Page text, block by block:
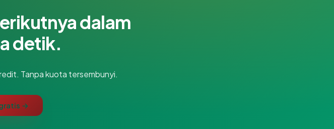
dalam
detik.
Tanpa kuota tersembunyi.
→